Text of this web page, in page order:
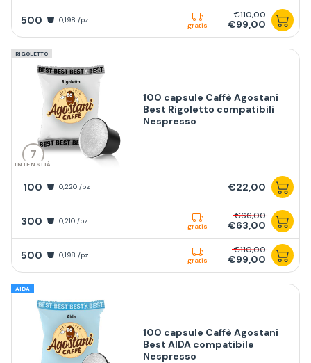
500 0,198 /pz
gratis
€110,00
€99,00
RIGOLETTO
7
INTENSITÀ
100 capsule Caffè Agostani
Best Rigoletto compatibili
Nespresso
100 0,220 /pz €22,00
300 0,210 /pz
gratis
€66,00
€63,00
500 0,198 /pz
gratis
€110,00
€99,00
AIDA
100 capsule Caffè Agostani
Best AIDA compatibile
Nespresso